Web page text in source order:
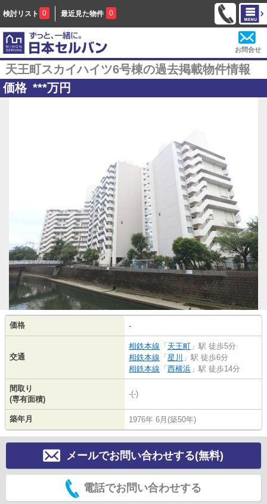
検討リスト 0 最近見た物件 0
お問合せ
天王町スカイハイツ6号棟の過去掲載物件情報
価格 ***万円
価格 -
交通
相鉄本線 「 天王町 」駅 徒歩5分
相鉄本線 「 星川 」駅 徒歩6分
相鉄本線 「 西横浜 」駅 徒歩14分
間取り
(専有面積)
-(-)
築年月 1976年 6月(築50年)
メールでお問い合わせする(無料)
電話でお問い合わせする